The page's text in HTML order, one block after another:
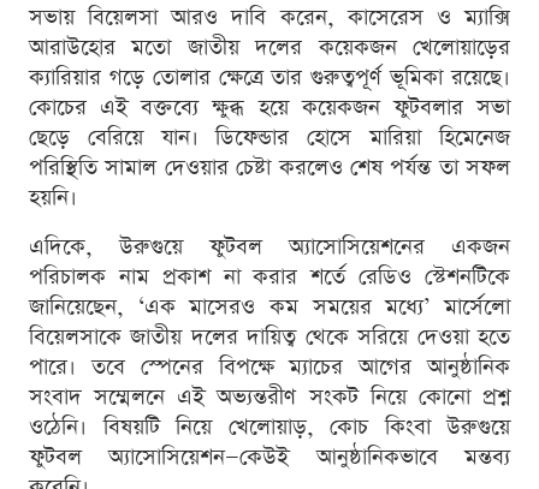
সভায় বিয়েলসা আরও দাবি করেন, কাসেরেস ও ম্যাক্সি
আরাউহোর মতো জাতীয় দলের কয়েকজন খেলোয়াড়ের
ক্যারিয়ার গড়ে তোলার ক্ষেত্রে তার গুরুত্বপূর্ণ ভূমিকা রয়েছে।
কোচের এই বক্তব্যে ক্ষুব্ধ হয়ে কয়েকজন ফুটবলার সভা
ছেড়ে বেরিয়ে যান। ডিফেন্ডার হোসে মারিয়া হিমেনেজ
পরিস্থিতি সামাল দেওয়ার চেষ্টা করলেও শেষ পর্যন্ত তা সফল
হয়নি।
এদিকে, উরুগুয়ে ফুটবল অ্যাসোসিয়েশনের একজন
পরিচালক নাম প্রকাশ না করার শর্তে রেডিও স্টেশনটিকে
জানিয়েছেন, ‘এক মাসেরও কম সময়ের মধ্যে’ মার্সেলো
বিয়েলসাকে জাতীয় দলের দায়িত্ব থেকে সরিয়ে দেওয়া হতে
পারে। তবে স্পেনের বিপক্ষে ম্যাচের আগের আনুষ্ঠানিক
সংবাদ সম্মেলনে এই অভ্যন্তরীণ সংকট নিয়ে কোনো প্রশ্ন
ওঠেনি। বিষয়টি নিয়ে খেলোয়াড়, কোচ কিংবা উরুগুয়ে
ফুটবল অ্যাসোসিয়েশন—কেউই আনুষ্ঠানিকভাবে মন্তব্য